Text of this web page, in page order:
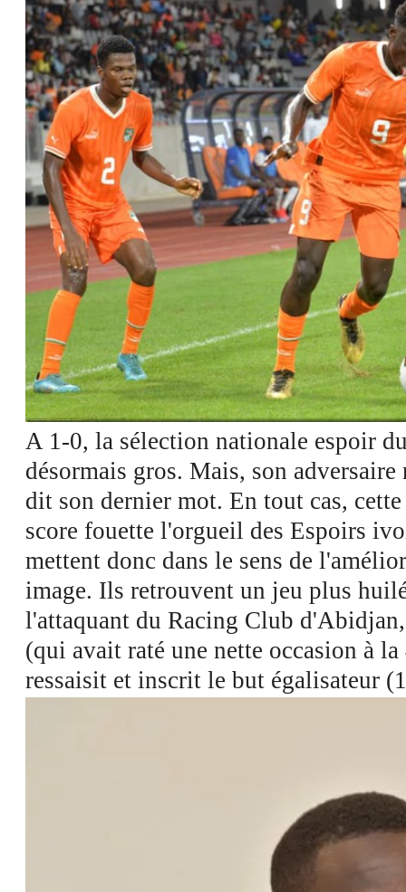
A 1-0, la sélection nationale espoir
désormais gros. Mais, son adversaire
dit son dernier mot. En tout cas,
score fouette l'orgueil des Espoirs
mettent donc dans le sens de
image. Ils retrouvent un jeu plus
l'attaquant du Racing Club
(qui avait raté une nette occasion à la
ressaisit et inscrit le but égalisateur